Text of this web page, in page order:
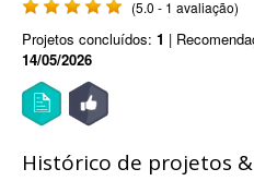
(5.0 - 1 avaliação)
Projetos concluídos: 1 |
14/05/2026
Histórico de projetos &